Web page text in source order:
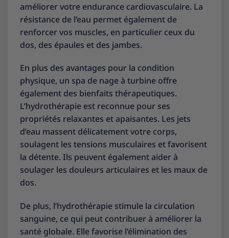
améliorer votre endurance cardiovasculaire. La
résistance de l’eau permet également de
renforcer vos muscles, en particulier ceux du
dos, des épaules et des jambes.
En plus des avantages pour la condition
physique, un spa de nage à turbine offre
également des bienfaits thérapeutiques.
L’hydrothérapie est reconnue pour ses
propriétés relaxantes et apaisantes. Les jets
d’eau massent délicatement votre corps,
soulagent les tensions musculaires et favorisent
la détente. Ils peuvent également aider à
soulager les douleurs articulaires et les maux de
dos.
De plus, l’hydrothérapie stimule la circulation
sanguine, ce qui peut contribuer à améliorer la
santé globale. Elle favorise l’élimination des